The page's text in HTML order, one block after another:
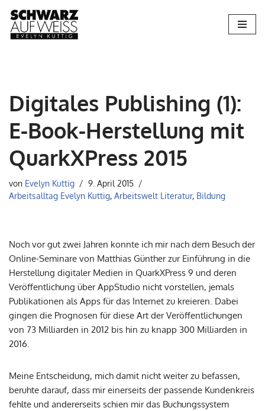
Zum
Digitales Publishing (1):
E-Book-Herstellung mit
QuarkXPress 2015
von Evelyn Kuttig
9. April 2015
Arbeitsalltag Evelyn Kuttig, Arbeitswelt Literatur, Bildung
Noch vor gut zwei Jahren konnte ich mir nach dem Besuch der
Online-Seminare von Matthias Günther zur Einführung in die
Herstellung digitaler Medien in QuarkXPress 9 und deren
Veröffentlichung über AppStudio nicht vorstellen, jemals
Publikationen als Apps für das Internet zu kreieren. Dabei
gingen die Prognosen für diese Art der Veröffentlichungen
von 73 Milliarden in 2012 bis hin zu knapp 300 Milliarden in
2016.
Meine Entscheidung, mich damit nicht weiter zu befassen,
beruhte darauf, dass mir einerseits der passende Kundenkreis
fehlte und andererseits schien mir das Buchungssystem